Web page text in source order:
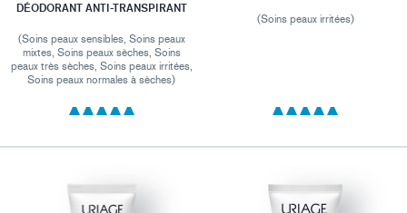
DÉODORANT ANTI-TRANSPIRANT
(Soins peaux sensibles, Soins peaux
mixtes, Soins peaux sèches, Soins
peaux très sèches, Soins peaux irritées,
Soins peaux normales à sèches)
(Soins peaux irritées)